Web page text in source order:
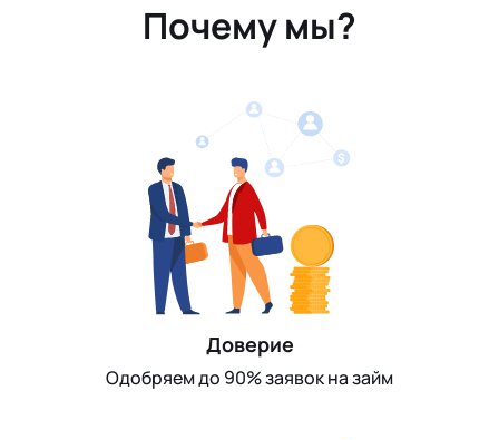
Почему мы?
Доверие
Одобряем до 90% заявок на займ